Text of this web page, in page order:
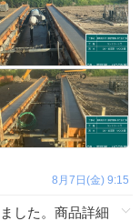
8月7日(金) 9:15
した。商品詳細